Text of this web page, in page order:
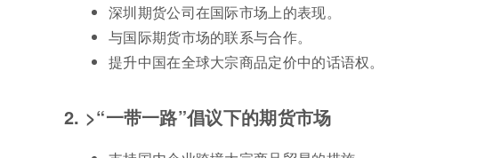
深圳期货公司在国际市场上的表现。
与国际期货市场的联系与合作。
提升中国在全球大宗商品定价中的话语权。
2. >“一带一路”倡议下的期货市场